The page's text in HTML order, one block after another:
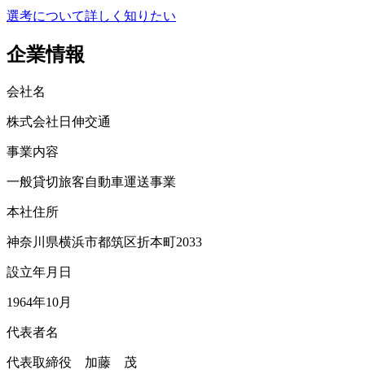
選考について詳しく知りたい
企業情報
会社名
株式会社日伸交通
事業内容
一般貸切旅客自動車運送事業
本社住所
神奈川県横浜市都筑区折本町2033
設立年月日
1964年10月
代表者名
代表取締役 加藤 茂